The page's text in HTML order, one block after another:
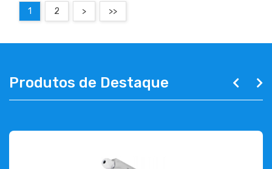
1 2 > >>
Produtos de Destaque